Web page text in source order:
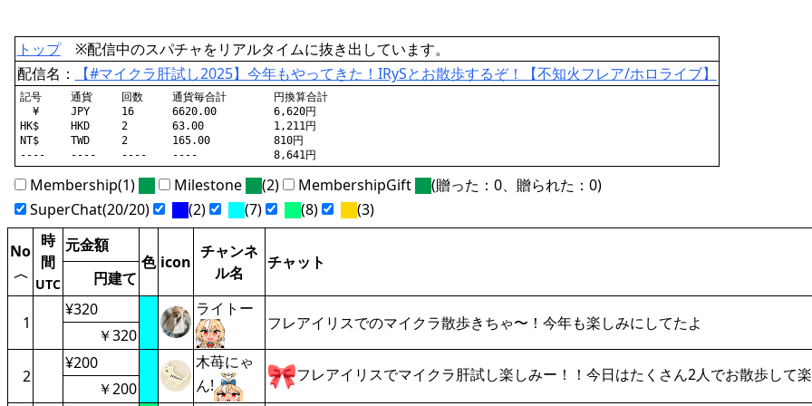
トップ※配信中のスパチャをリアルタイムに抜き出しています。
配信名：
【#マイクラ肝試し2025】今年もやってきた！IRySとお散歩するぞ！【不知火フレア/ホロライブ】
記号	通貨	回数	通貨毎合計	円換算合計
  ¥	JPY	16	6620.00		6,620円
HK$	HKD	2	63.00		1,211円
NT$	TWD	2	165.00		810円
Membership(1) Milestone (2) MembershipGift
(贈った：0、贈られた：0)
SuperChat(20/20)
(2) (7) (8) (3)
No
〈
時
間
UTC
元金額
色 icon
チャンネ
ル名
チャット
円建て
1
¥320 ライトー
フレアイリスでのマイクラ散歩きちゃ〜！今年も楽しみにしてたよ
￥320
2
¥200
木苺にゃ
ん!
フレアイリスでマイクラ肝試し楽しみー！！今日はたくさん2人でお散歩して
￥200